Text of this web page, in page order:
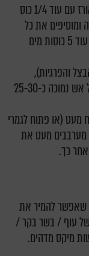
שמים סיר על אש גבוהה, מכניסים את האורז עם עוד 1/4 כוס
ומוסיפים את כל
שאר התבלינים, מערבבים היטב ומוסיפים עוד 5 כוסות מים
והפרגיות),
מאחדים ביחד ומערבבים היטב, מניחים על אש נמוכה כ-25-30
(או פתוח לגמרי
משאירים כך כ-15 דקות, מערבבים מעט את
כך.
שאפשר להמיר את
של עוף / בשר בקר /
מיקס מדהים.